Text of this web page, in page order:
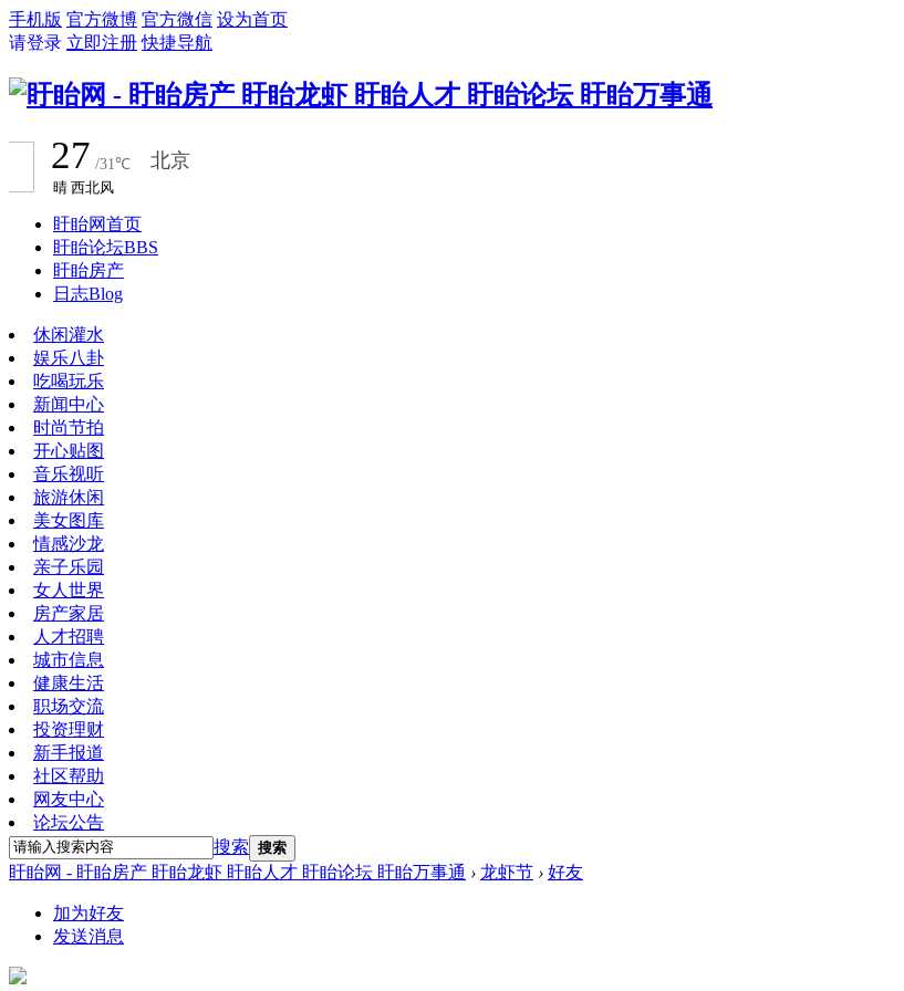
手机版 官方微博 官方微信 设为首页
请登录 立即注册 快捷导航
盱眙网首页
盱眙论坛BBS
盱眙房产
日志Blog
休闲灌水
娱乐八卦
吃喝玩乐
新闻中心
时尚节拍
开心贴图
音乐视听
旅游休闲
美女图库
情感沙龙
亲子乐园
女人世界
房产家居
人才招聘
城市信息
健康生活
职场交流
投资理财
新手报道
社区帮助
网友中心
论坛公告
搜索 搜索
盱眙网 - 盱眙房产 盱眙龙虾 盱眙人才 盱眙论坛 盱眙万事通 › 龙虾节 › 好友
加为好友
发送消息